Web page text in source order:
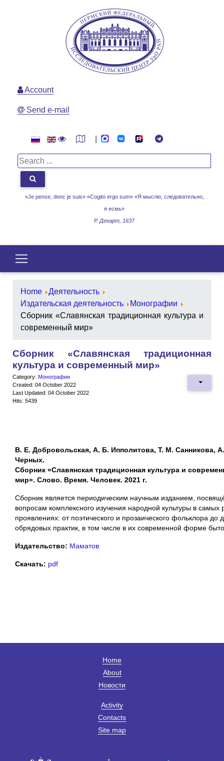
«Je pense, donc je suis» «Cogito ergo sum» «Я мыслю, следовательно,
я есмь»
Р. Декарт, 1637
Account
Send e-mail
Home
Деятельность
Издательская деятельность
Монографии
Сборник «Славянская традиционная культура и
современный мир»
Сборник «Славянская традиционная
культура и современный мир»
Category: Монографии
Created: 04 October 2022
Last Updated: 04 October 2022
Hits: 5439
В. Е. Добровольская, А. Б. Ипполитова, Т. М. Санникова,
Черных.
Сборник «Славянская традиционная культура и
мир». Слово. Время. Человек. 2021 г.
Сборник является периодическим научным изданием,
вопросам комплексного изучения народной культуры в самых
проявлениях: от поэтического и прозаического фольклора до
обрядовых практик, в том числе в их современной форме
Издательство: Маматов
Скачать: pdf
Home
About
Новости
Activity
Contacts
Site map